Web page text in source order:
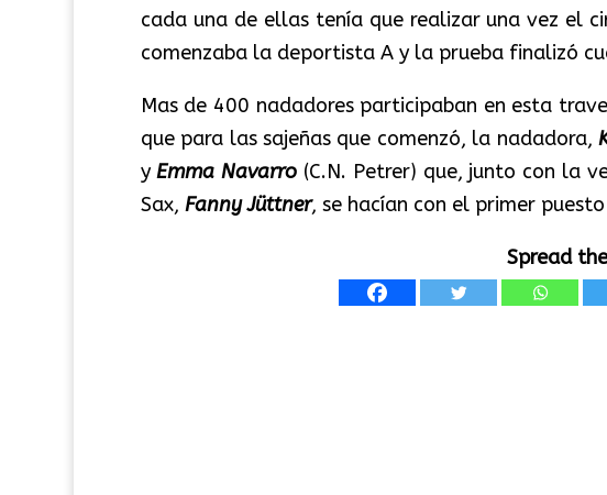
cada una de ellas tenía que realizar una vez el
comenzaba la deportista A y la prueba finalizó
Mas de 400 nadadores participaban en esta
que para las sajeñas que comenzó, la nadadora,
yEmma Navarro (C.N. Petrer) que, junto con la
Sax, Fanny Jüttner, se hacían con el primer
Spread